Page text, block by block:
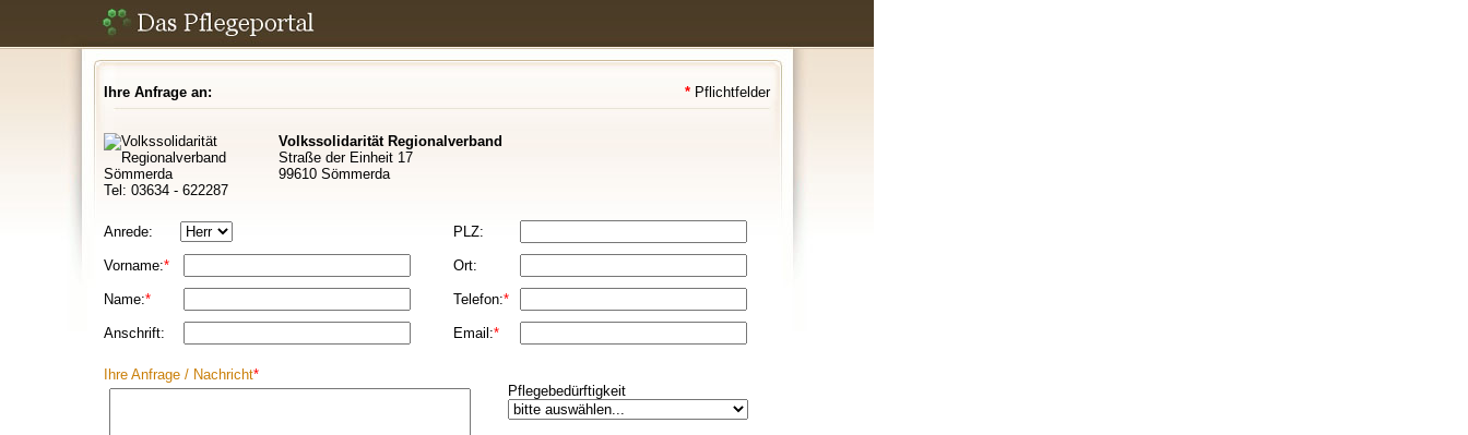
Ihre Anfrage an: * Pflichtfelder
Volkssolidarität Regionalverband
Straße der Einheit 17
99610 Sömmerda
Tel: 03634 - 622287
Anrede: PLZ:
Vorname:* Ort:
Name:* Telefon:*
Anschrift: Email:*
Ihre Anfrage / Nachricht*
Pflegebedürftigkeit